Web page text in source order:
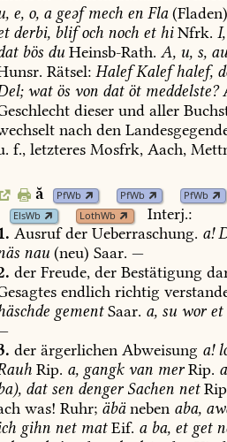
e, o, ageəfmech en Fla
derbi, blifoch noch ethiNfrk. I,
bös du Heinsb-Rath. A, u, s,
Rätsel: HalefKalefhalef,
watös von datötmeddelste?
dieser und aller
nach den
f., letzteres Mosfrk, Aach,
ă PfWb PfWb
PfWb
ElsWb
LothWb
Interj.:
Ausrufder Ueberraschung. a!
nau (neu) Saar. —
der Freude, der Bestätigung
endlich richtig
gementSaar. a, su woret
der ärgerlichen Abweisung a!
Rip. a, gangkvan merRip. a
datsen dengerSachen net
was! Ruhr; äbäneben aba,
gihn netmatEif. aba, etget